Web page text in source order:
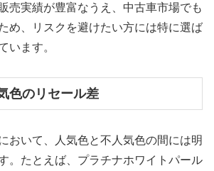
売実績が豊富なうえ、中古車市場でも
め、リスクを避けたい方には特に選ば
います。
色のリセール差
おいて、人気色と不人気色の間には明
。たとえば、プラチナホワイトパール